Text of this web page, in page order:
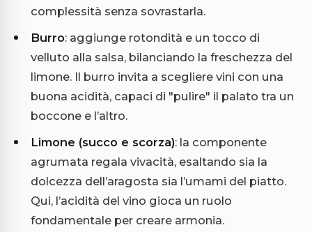
complessità senza sovrastarla.
Burro: aggiunge rotondità e un tocco di
velluto alla salsa, bilanciando la freschezza del
limone. Il burro invita a scegliere vini con una
buona acidità, capaci di "pulire" il palato tra un
boccone e l’altro.
Limone (succo e scorza): la componente
agrumata regala vivacità, esaltando sia la
dolcezza dell’aragosta sia l’umami del piatto.
Qui, l’acidità del vino gioca un ruolo
fondamentale per creare armonia.